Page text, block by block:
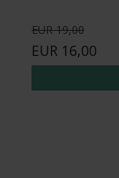
EUR 19,00
EUR 16,00